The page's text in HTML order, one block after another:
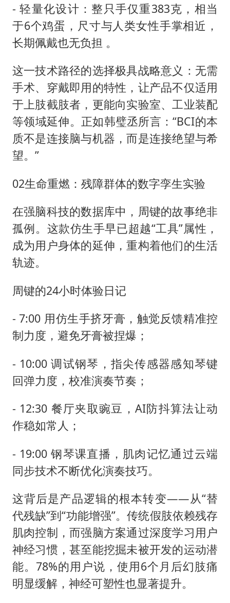
- 轻量化设计：整只手仅重383克，相当
于6个鸡蛋，尺寸与人类女性手掌相近，
长期佩戴也无负担 。
这一技术路径的选择极具战略意义：无需
手术、穿戴即用的特性，让产品不仅适用
于上肢截肢者，更能向实验室、工业装配
等领域延伸。正如韩璧丞所言：“BCI的本
质不是连接脑与机器，而是连接绝望与希
望。”
02生命重燃：残障群体的数字孪生实验
在强脑科技的数据库中，周键的故事绝非
孤例。这款仿生手早已超越“工具”属性，
成为用户身体的延伸，重构着他们的生活
轨迹。
周键的24小时体验日记
- 7:00 用仿生手挤牙膏，触觉反馈精准控
制力度，避免牙膏被捏爆；
- 10:00 调试钢琴，指尖传感器感知琴键
回弹力度，校准演奏节奏；
- 12:30 餐厅夹取豌豆，AI防抖算法让动
作稳如常人；
- 19:00 钢琴课直播，肌肉记忆通过云端
同步技术不断优化演奏技巧。
这背后是产品逻辑的根本转变——从“替
代残缺”到“功能增强”。传统假肢依赖残存
肌肉控制，而强脑方案通过深度学习用户
神经习惯，甚至能挖掘未被开发的运动潜
能。78%的用户说，使用6个月后幻肢痛
明显缓解，神经可塑性也显著提升。